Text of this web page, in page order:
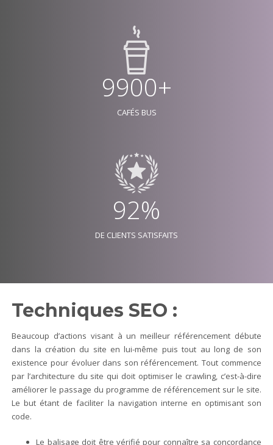
9900+
CAFÉS BUS
92%
DE CLIENTS SATISFAITS
Techniques SEO :
Beaucoup d’actions visant à un meilleur référencement débute
dans la création du site en lui-même puis tout au long de son
existence pour évoluer dans son référencement. Tout commence
par l’architecture du site qui doit optimiser le crawling, c’est-à-dire
améliorer le passage du programme de référencement sur le site.
Le but étant de faciliter la navigation interne en optimisant son
code.
Le balisage doit être vérifié pour connaître sa concordance